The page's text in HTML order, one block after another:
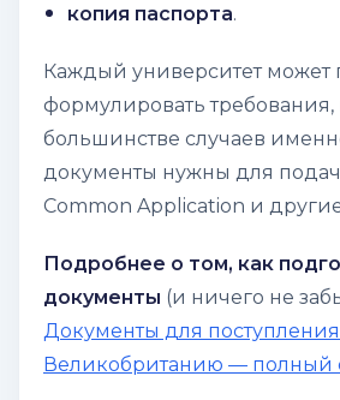
копия паспорта.
Каждый университет может
формулировать требования,
большинстве случаев
документы нужны для
Common Application и
Подробнее о том, как
документы (и ничего не
Документы для
Великобританию — полный